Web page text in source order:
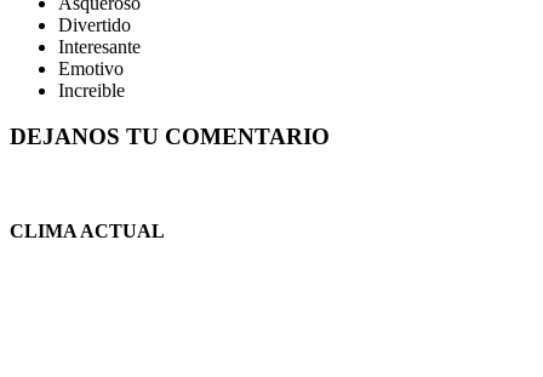
Divertido
Interesante
Emotivo
Increible
DEJANOS TU COMENTARIO
CLIMA ACTUAL